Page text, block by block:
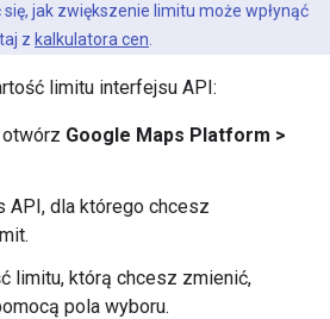
jak zwiększenie limitu może wpłynąć
z kalkulatora cen
limitu interfejsu API:
Google Maps Platform >
API, dla którego chcesz
limitu, którą chcesz zmienić,
pola wyboru.